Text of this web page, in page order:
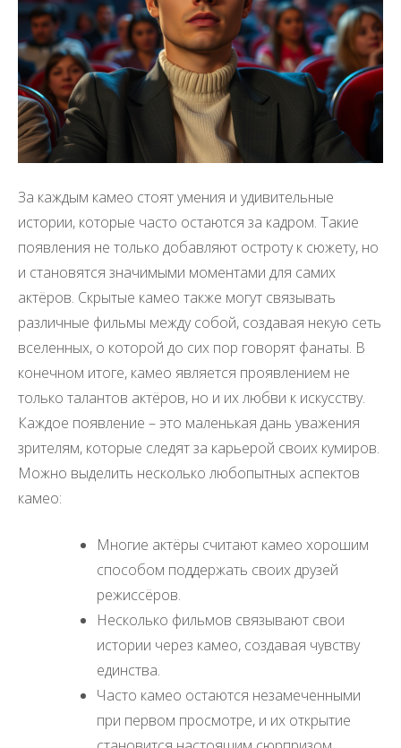
За каждым камео стоят умения и удивительные
истории, которые часто остаются за кадром. Такие
появления не только добавляют остроту к сюжету, но
и становятся значимыми моментами для самих
актёров. Скрытые камео также могут связывать
различные фильмы между собой, создавая некую сеть
вселенных, о которой до сих пор говорят фанаты. В
конечном итоге, камео является проявлением не
только талантов актёров, но и их любви к искусству.
Каждое появление – это маленькая дань уважения
зрителям, которые следят за карьерой своих кумиров.
Можно выделить несколько любопытных аспектов
камео:
Многие актёры считают камео хорошим
способом поддержать своих друзей
режиссёров.
Несколько фильмов связывают свои
истории через камео, создавая чувству
единства.
Часто камео остаются незамеченными
при первом просмотре, и их открытие